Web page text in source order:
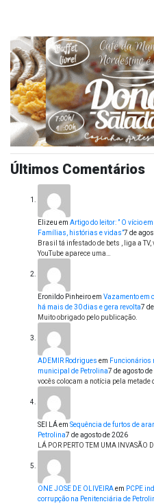
Últimos Comentários
Elizeu em Artigo do leitor: ” O vício
Famílias, histórias e vidas”7 de
Brasil tá infestado de bets , liga a
YouTube aparece uma…
Eronildo Pinheiroem Vazamento em
há mais de 30 dias e gera revolta7
Muito obrigado pelo publicação.
ADEMIR Rodrigues em Funcionários
municipal de Petrolina7 de agosto
vocês colocam a notícia pela metade
SEI LÁem Sequência de furtos de
Petrolina7 de agosto de 2026
LÁ POR PERTO TEM UMA INVASÃO
ONE JOSE DE OLIVEIRAem PCPE
corrupção na Penitenciária de